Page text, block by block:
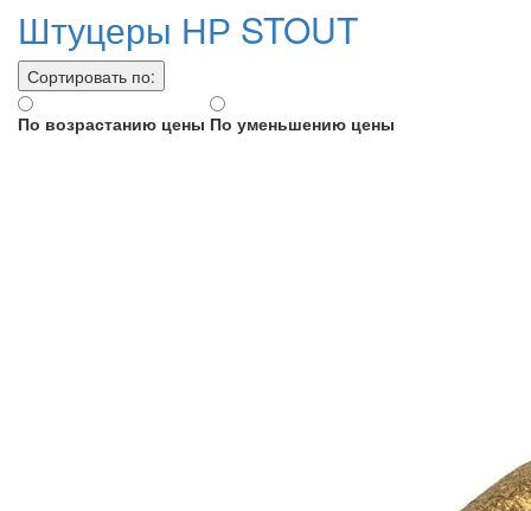
Штуцеры НР STOUT
Сортировать по:
По возрастанию цены По уменьшению цены